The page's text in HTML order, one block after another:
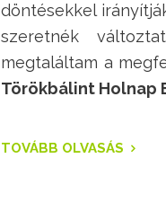
döntésekkel
szeretnék
megtaláltam a
Törökbálint Holnap
TOVÁBB OLVASÁS